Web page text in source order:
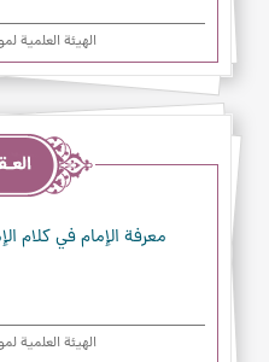
الهیئة العلمیة
معرفة الإمام في كلام
الهیئة العلمیة